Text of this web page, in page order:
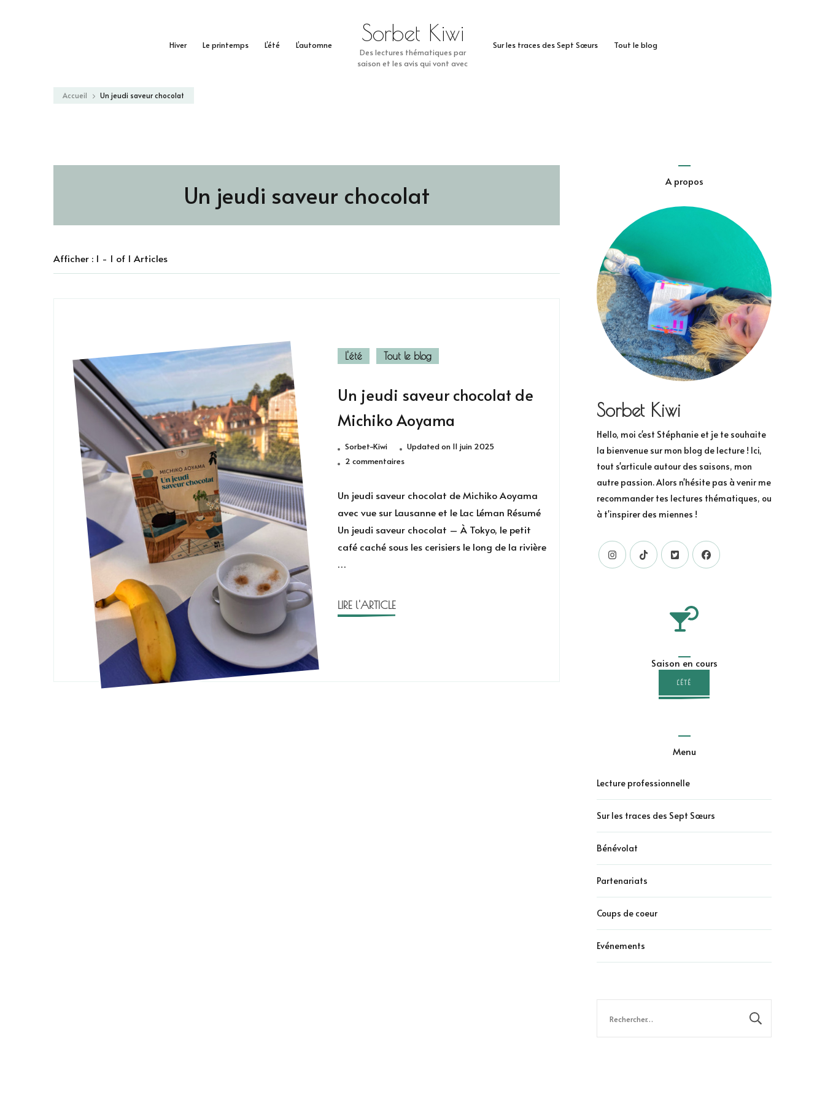
Hiver Le printemps L’été L’automne Sur les traces des Sept Sœurs Tout le blog
Sorbet Kiwi
Des lectures thématiques par
saison et les avis qui vont avec
Accueil Un jeudi saveur chocolat
Un jeudi saveur chocolat
Afficher : 1 - 1 of 1 Articles
L'été Tout le blog
Un jeudi saveur chocolat de
Michiko Aoyama
Sorbet-Kiwi Updated on 11 juin 2025
2 commentairessur
jeudi
chocolat
de
Michiko
Un jeudi saveur chocolat de Michiko Aoyama
avec vue sur Lausanne et le Lac Léman Résumé
Un jeudi saveur chocolat – À Tokyo, le petit
café caché sous les cerisiers le long de la rivière
…
LIRE l'ARTICLE
A propos
Sorbet Kiwi
Hello, moi c'est Stéphanie et je te souhaite
la bienvenue sur mon blog de lecture ! Ici,
tout s'articule autour des saisons, mon
autre passion. Alors n'hésite pas à venir me
recommander tes lectures thématiques, ou
à t'inspirer des miennes !
Saison en cours
L'ÉTÉ
Menu
Lecture professionnelle
Sur les traces des Sept Sœurs
Bénévolat
Partenariats
Coups de coeur
Evénements